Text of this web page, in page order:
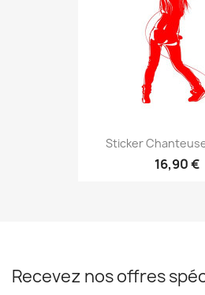
Sticker
16,90 €
Recevez nos offres